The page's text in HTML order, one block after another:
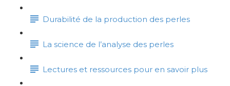
Durabilité de la production des perles
La science de l’analyse des perles
Lectures et ressources pour en savoir plus